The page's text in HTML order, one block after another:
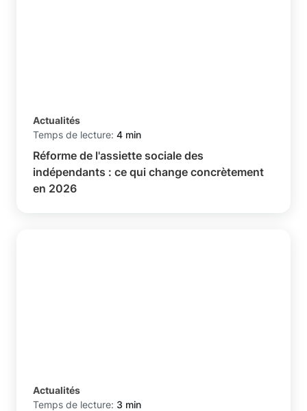
Actualités
Temps de lecture: 4 min
Réforme de l'assiette sociale des
indépendants : ce qui change concrètement
en 2026
Actualités
Temps de lecture: 3 min